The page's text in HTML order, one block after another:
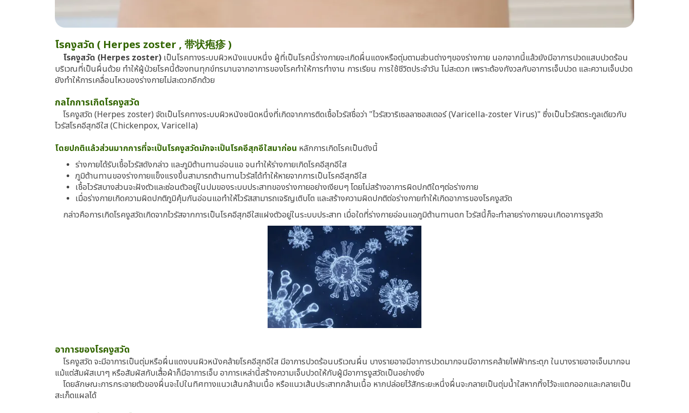
โรคงูสวัด ( Herpes zoster , 带状疱疹 )
โรคงูสวัด (Herpes zoster) เป็นโรคทางระบบผิวหนังแบบหนึ่ง ผู้ที่เป็นโรคนี้ร่างกายจะเกิดผื่นแดงหรือตุ่มตามส่วนต่างๆของร่างกาย นอกจากนี้แล้วยังมีอาการปวดแสบปวดร้อน
บริเวณที่เป็นผื่นด้วย ทำให้ผู้ป่วยโรคนี้ต้องทนทุกข์ทรมานจากอาการของโรคทำให้การทำงาน การเรียน การใช้ชีวิตประจำวัน ไม่สะดวก เพราะต้องกังวลกับอาการเจ็บปวด และความเจ็บปวด
ยังทำให้การเคลื่อนไหวของร่างกายไม่สะดวกอีกด้วย
กลไกการเกิดโรคงูสวัด
โรคงูสวัด (Herpes zoster) จัดเป็นโรคทางระบบผิวหนังชนิดหนึ่งที่เกิดจากการติดเชื้อไวรัสชื่อว่า "ไวรัสวาริเซลลาซอสเตอร์ (Varicella-zoster Virus)" ซึ่งเป็นไวรัสตระกูลเดียวกับ
ไวรัสโรคอีสุกอีใส (Chickenpox, Varicella)
โดยปกติแล้วส่วนมากการที่จะเป็นโรคงูสวัดมักจะเป็นโรคอีสุกอีใสมาก่อน หลักการเกิดโรคเป็นดังนี้
ร่างกายได้รับเชื้อไวรัสดังกล่าว และภูมิต้านทานอ่อนแอ จนทำให้ร่างกายเกิดโรคอีสุกอีใส
ภูมิต้านทานของร่างกายแข็งแรงขึ้นสามารถต้านทานไวรัสได้ทำให้หายจากการเป็นโรคอีสุกอีใส
เชื้อไวรัสบางส่วนจะฝังตัวและซ่อนตัวอยู่ในปมของระบบประสาทของร่างกายอย่างเงียบๆ โดยไม่สร้างอาการผิดปกติใดๆต่อร่างกาย
เมื่อร่างกายเกิดความผิดปกติภูมิคุ้มกันอ่อนแอทำให้ไวรัสสามารถเจริญเติบโต และสร้างความผิดปกติต่อร่างกายทำให้เกิดอาการของโรคงูสวัด
กล่าวคือการเกิดโรคงูสวัดเกิดจากไวรัสจากการเป็นโรคอีสุกอีใสแฝงตัวอยู่ในระบบประสาท เมื่อใดที่ร่างกายอ่อนแอภูมิต้านทานตก ไวรัสนี้ก็จะทำลายร่างกายจนเกิดอาการงูสวัด
อาการของโรคงูสวัด
โรคงูสวัด จะมีอาการเป็นตุ่มหรือผื่นแดงบนผิวหนังคล้ายโรคอีสุกอีใส มีอาการปวดร้อนบริเวณผื่น บางรายอาจมีอาการปวดมากจนมีอาการคล้ายไฟฟ้ากระตุก ในบางรายอาจเจ็บมากจน
แม้แต่สัมผัสเบาๆ หรือสัมผัสกับเสื้อผ้าก็มีอาการเจ็บ อาการเหล่านี้สร้างความเจ็บปวดให้กับผู้มีอาการงูสวัดเป็นอย่างยิ่ง
โดยลักษณะการกระจายตัวของผื่นจะไปในทิศทางแนวเส้นกล้ามเนื้อ หรือแนวเส้นประสาทกล้ามเนื้อ หากปล่อยไว้สักระยะหนึ่งผื่นจะกลายเป็นตุ่มน้ำใสหากทิ้งไว้จะแตกออกและกลายเป็น
สะเก็ดแผลได้